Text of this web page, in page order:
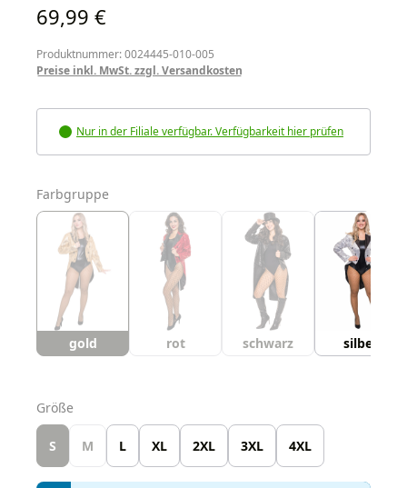
Regulärer Preis:
69,99 €
Produktnummer: 0024445-010-005
Preise inkl. MwSt. zzgl. Versandkosten
Nur in der Filiale verfügbar. Verfügbarkeit hier prüfen
Farbgruppe
gold rot schwarz silber
Größe
S M L XL 2XL 3XL 4XL